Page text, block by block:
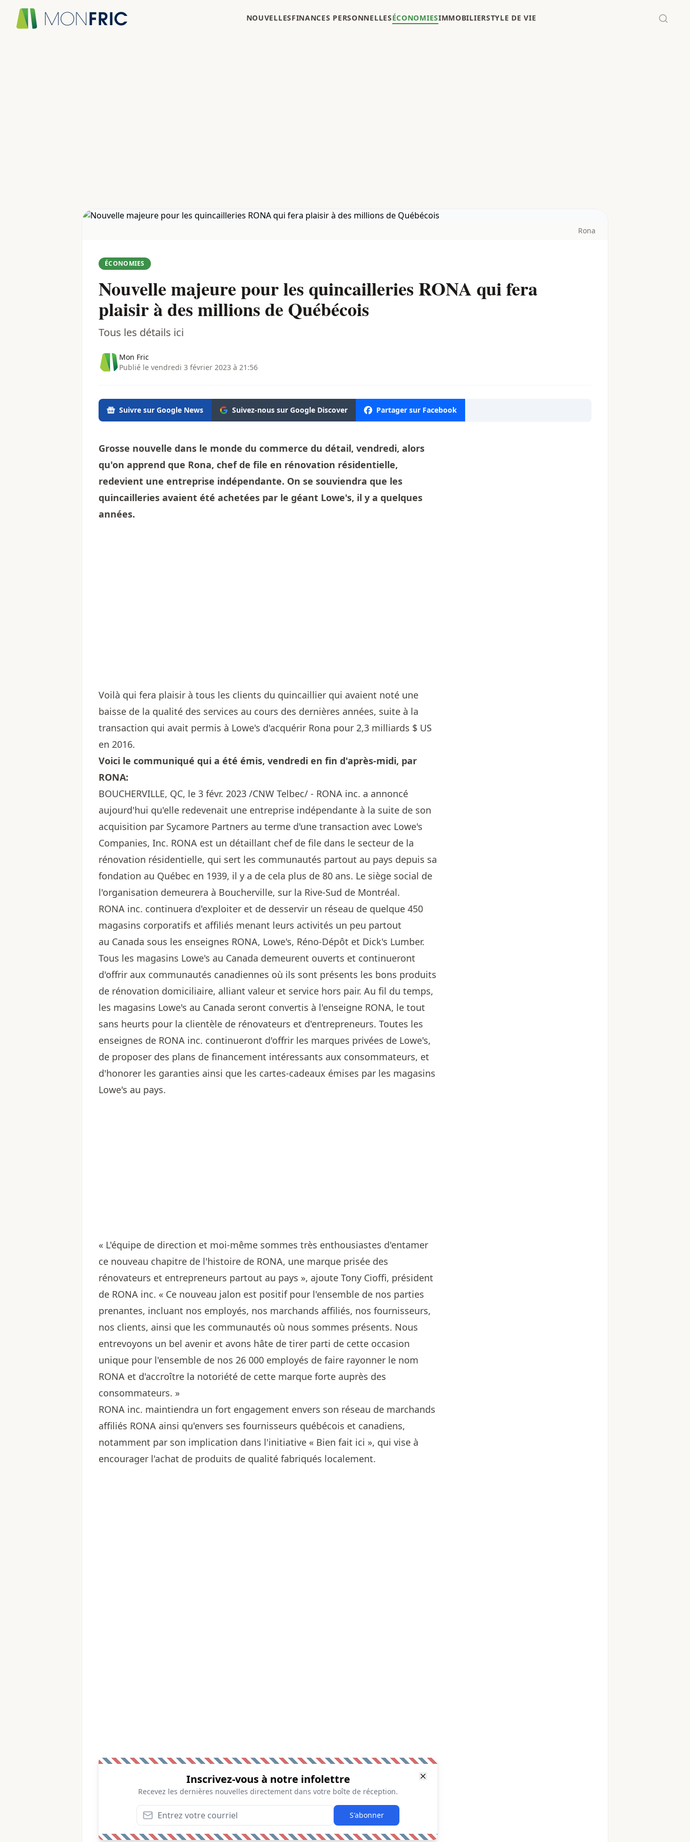
NOUVELLESFINANCES PERSONNELLESÉCONOMIESIMMOBILIERSTYLE DE VIE
Rona
ÉCONOMIES
Nouvelle majeure pour les quincailleries RONA qui fera
plaisir à des millions de Québécois
Tous les détails ici
Mon Fric
Publié le vendredi 3 février 2023 à 21:56
Suivre sur Google News Suivez-nous sur Google Discover Partager sur Facebook
Grosse nouvelle dans le monde du commerce du détail, vendredi, alors
qu'on apprend que Rona, chef de file en rénovation résidentielle,
redevient une entreprise indépendante. On se souviendra que les
quincailleries avaient été achetées par le géant Lowe's, il y a quelques
années.
Voilà qui fera plaisir à tous les clients du quincaillier qui avaient noté une
baisse de la qualité des services au cours des dernières années, suite à la
transaction qui avait permis à Lowe's d'acquérir Rona pour 2,3 milliards $ US
en 2016.
Voici le communiqué qui a été émis, vendredi en fin d'après-midi, par
RONA:
BOUCHERVILLE, QC, le 3 févr. 2023 /CNW Telbec/ - RONA inc. a annoncé
aujourd'hui qu'elle redevenait une entreprise indépendante à la suite de son
acquisition par Sycamore Partners au terme d'une transaction avec Lowe's
Companies, Inc. RONA est un détaillant chef de file dans le secteur de la
rénovation résidentielle, qui sert les communautés partout au pays depuis sa
fondation au Québec en 1939, il y a de cela plus de 80 ans. Le siège social de
l'organisation demeurera à Boucherville, sur la Rive-Sud de Montréal.
RONA inc. continuera d'exploiter et de desservir un réseau de quelque 450
magasins corporatifs et affiliés menant leurs activités un peu partout
au Canada sous les enseignes RONA, Lowe's, Réno-Dépôt et Dick's Lumber.
Tous les magasins Lowe's au Canada demeurent ouverts et continueront
d'offrir aux communautés canadiennes où ils sont présents les bons produits
de rénovation domiciliaire, alliant valeur et service hors pair. Au fil du temps,
les magasins Lowe's au Canada seront convertis à l'enseigne RONA, le tout
sans heurts pour la clientèle de rénovateurs et d'entrepreneurs. Toutes les
enseignes de RONA inc. continueront d'offrir les marques privées de Lowe's,
de proposer des plans de financement intéressants aux consommateurs, et
d'honorer les garanties ainsi que les cartes-cadeaux émises par les magasins
Lowe's au pays.
« L'équipe de direction et moi-même sommes très enthousiastes d'entamer
ce nouveau chapitre de l'histoire de RONA, une marque prisée des
rénovateurs et entrepreneurs partout au pays », ajoute Tony Cioffi, président
de RONA inc. « Ce nouveau jalon est positif pour l'ensemble de nos parties
prenantes, incluant nos employés, nos marchands affiliés, nos fournisseurs,
nos clients, ainsi que les communautés où nous sommes présents. Nous
entrevoyons un bel avenir et avons hâte de tirer parti de cette occasion
unique pour l'ensemble de nos 26 000 employés de faire rayonner le nom
RONA et d'accroître la notoriété de cette marque forte auprès des
consommateurs. »
RONA inc. maintiendra un fort engagement envers son réseau de marchands
affiliés RONA ainsi qu'envers ses fournisseurs québécois et canadiens,
notamment par son implication dans l'initiative « Bien fait ici », qui vise à
encourager l'achat de produits de qualité fabriqués localement.
Inscrivez-vous à notre infolettre
Recevez les dernières nouvelles directement dans votre boîte de réception.
S'abonner